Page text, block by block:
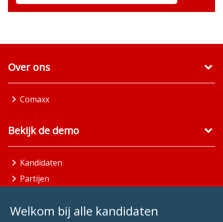
Welkom bij alle kandidaten
Over ons
Comaxx
Bekijk de demo
Kandidaten
Partijen
Aandachtsgebieden